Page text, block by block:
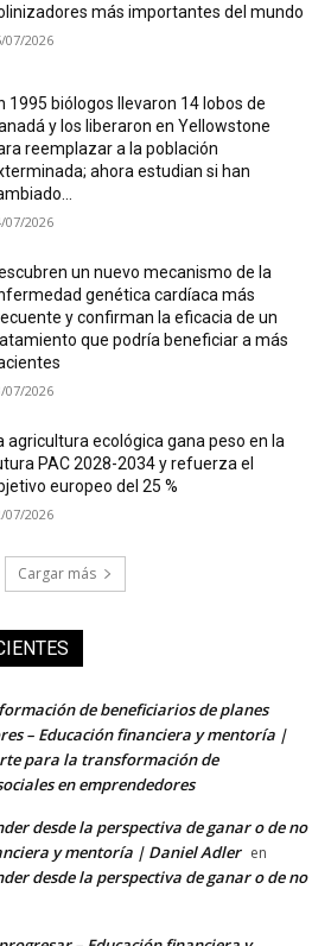
más importantes del mundo
07/2026
1995 biólogos llevaron 14 lobos de
y los liberaron en Yellowstone
reemplazar a la población
ahora estudian si han
07/2026
un nuevo mecanismo de la
genética cardíaca más
y confirman la eficacia de un
que podría beneficiar a más
07/2026
agricultura ecológica gana peso en la
PAC 2028-2034 y refuerza el
europeo del 25 %
07/2026
Cargar más
de beneficiarios de planes
– Educación financiera y mentoría |
para la transformación de
en emprendedores
desde la perspectiva de ganar o de no
y mentoría | Daniel Adler en
desde la perspectiva de ganar o de no